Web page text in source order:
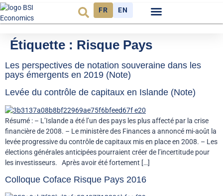
FR EN
Étiquette : Risque Pays
Les perspectives de notation souveraine dans les
pays émergents en 2019 (Note)
Levée du contrôle de capitaux en Islande (Note)
Résumé : – L’Islande a été l’un des pays les plus affecté par la crise
financière de 2008. – Le ministère des Finances a annoncé mi-août la
levée progressive du contrôle de capitaux mis en place en 2008. – Les
élections générales anticipées pourraient créer de l’incertitude pour
les investisseurs. Après avoir été fortement […]
Colloque Coface Risque Pays 2016